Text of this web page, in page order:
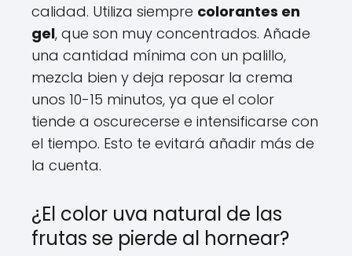
calidad. Utiliza siempre colorantes en
gel, que son muy concentrados. Añade
una cantidad mínima con un palillo,
mezcla bien y deja reposar la crema
unos 10-15 minutos, ya que el color
tiende a oscurecerse e intensificarse con
el tiempo. Esto te evitará añadir más de
la cuenta.
¿El color uva natural de las
frutas se pierde al hornear?